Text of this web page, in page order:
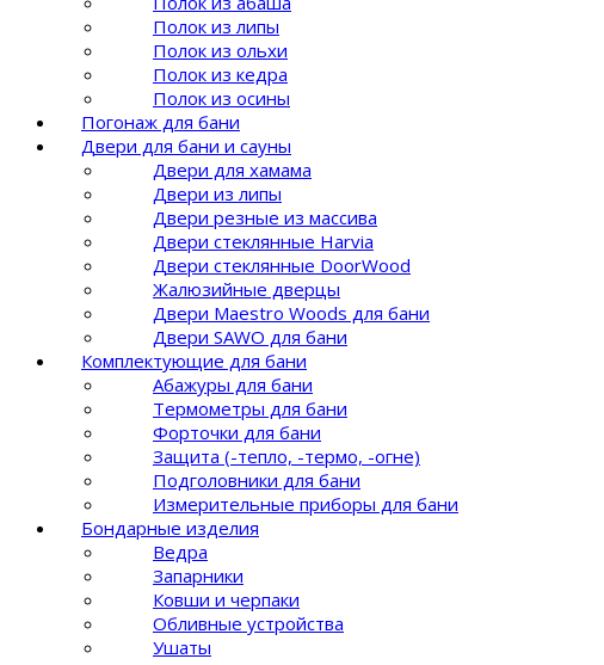
Полок из липы
Полок из ольхи
Полок из кедра
Полок из осины
Погонаж для бани
Двери для бани и сауны
Двери для хамама
Двери из липы
Двери резные из массива
Двери стеклянные Harvia
Двери стеклянные DoorWood
Жалюзийные дверцы
Двери Maestro Woods для бани
Двери SAWO для бани
Комплектующие для бани
Абажуры для бани
Термометры для бани
Форточки для бани
Защита (-тепло, -термо, -огне)
Подголовники для бани
Измерительные приборы для бани
Бондарные изделия
Ведра
Запарники
Ковши и черпаки
Обливные устройства
Ушаты